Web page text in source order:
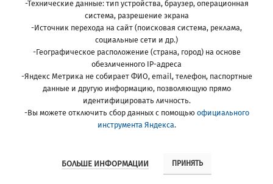
Ellavka 2021-2022 created by Supreme Design
. Premium e-
commerce solutions.
Политика конфиденциальности
-Технические данные: тип устройства, браузер, операционная
система, разрешение экрана
-Источник перехода на сайт (поисковая система, реклама,
социальные сети и др.)
-Географическое расположение (страна, город) на основе
обезличенного IP-адреса
-Яндекс Метрика не собирает ФИО, email, телефон, паспортные
данные и другую информацию, позволяющую прямо
идентифицировать личность.
-Вы можете отключить сбор данных с помощью официального
инструмента Яндекса.
БОЛЬШЕ ИНФОРМАЦИИ ПРИНЯТЬ